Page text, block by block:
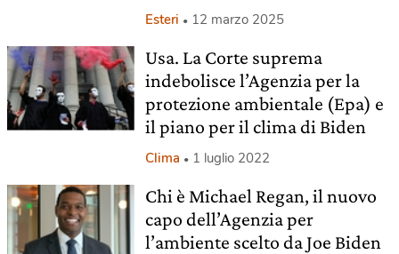
Esteri 12 marzo 2025
Usa. La Corte suprema
indebolisce l’Agenzia per la
protezione ambientale (Epa) e
il piano per il clima di Biden
Clima 1 luglio 2022
Chi è Michael Regan, il nuovo
capo dell’Agenzia per
l’ambiente scelto da Joe Biden